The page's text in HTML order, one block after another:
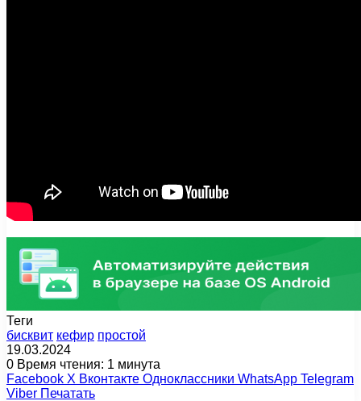
Теги
бисквит кефир простой
19.03.2024
0 Время чтения: 1 минута
Facebook X Вконтакте Одноклассники WhatsApp Telegram
Viber Печатать